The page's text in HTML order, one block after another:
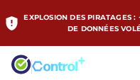
EXPLOSION DES PIRATAGES :
DE DONNÉES